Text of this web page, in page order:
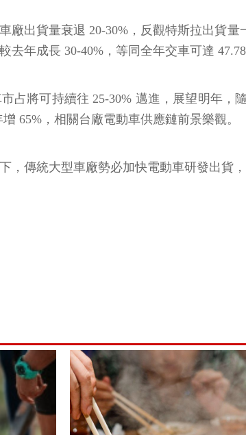
廠出貨量衰退 20-30%，反觀特斯拉出貨
年成長 30-40%，等同全年交車可達
占將可持續往 25-30% 邁進，展望明年
65%，相關台廠電動車供應鏈前景樂觀。
，傳統大型車廠勢必加快電動車研發出貨